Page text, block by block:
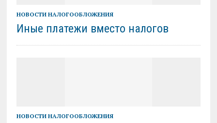
НОВОСТИ НАЛОГООБЛОЖЕНИЯ
Иные платежи вместо налогов
НОВОСТИ НАЛОГООБЛОЖЕНИЯ